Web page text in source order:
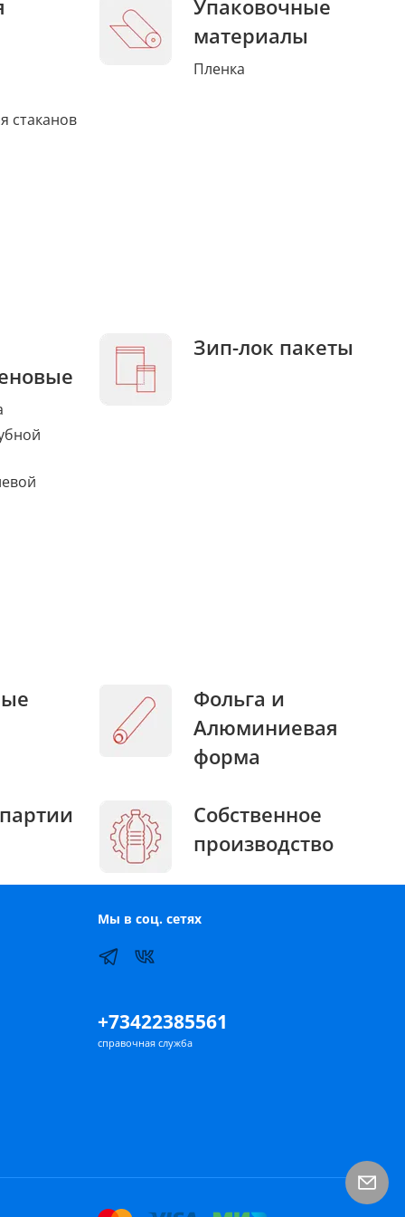
стаканов
Упаковочные
материалы
Пленка
Зип-лок пакеты
Фольга и
Алюминиевая
форма
Собственное
производство
Мы в соц. сетях
+73422385561
справочная служба